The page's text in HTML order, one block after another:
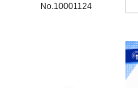
No.10001124